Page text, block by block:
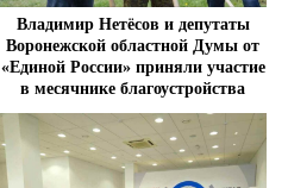
Владимир Нетёсов и депутаты
Воронежской областной Думы от
«Единой России» приняли участие
в месячнике благоустройства